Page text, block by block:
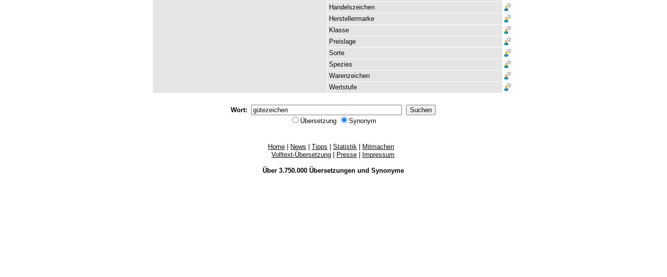
Handelszeichen
Herstellermarke
Klasse
Preislage
Sorte
Spezies
Warenzeichen
Wertstufe
Wort:
Übersetzung
Synonym
Home News Tipps Statistik
Mitmachen
Volltext-Übersetzung
Presse Impressum
Über 3.750.000 Übersetzungenund Synonyme